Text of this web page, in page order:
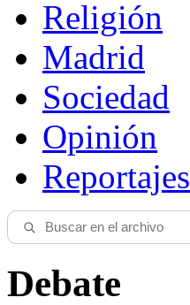
Religión
Madrid
Sociedad
Opinión
Reportajes
Debate